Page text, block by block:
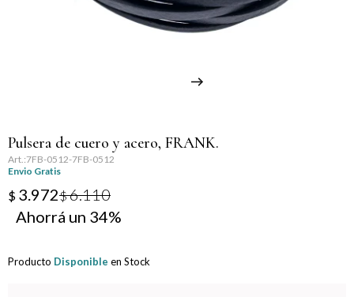
Pulsera de cuero y acero, FRANK.
7FB-0512-7FB-0512
Envio Gratis
$ 3.972$6.110
34
Producto Disponible en Stock
Día del Amigo
Día del Maestro
Día del Padre
Graduación